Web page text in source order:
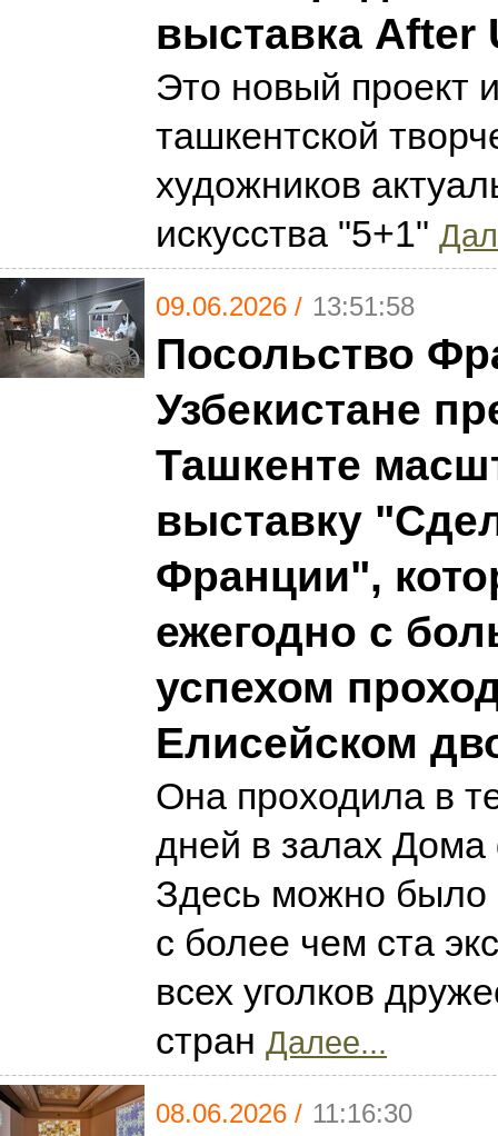
выставка After
Это новый проект
ташкентской
художников
искусства "5+1"
09.06.2026 / 13:51:58
Посольство
Узбекистане
Ташкенте
выставку
Франции",
ежегодно с
успехом
Елисейском
Она проходила в
дней в залах
Здесь можно было
с более чем ста
всех уголков
стран Далее...
08.06.2026 / 11:16:30